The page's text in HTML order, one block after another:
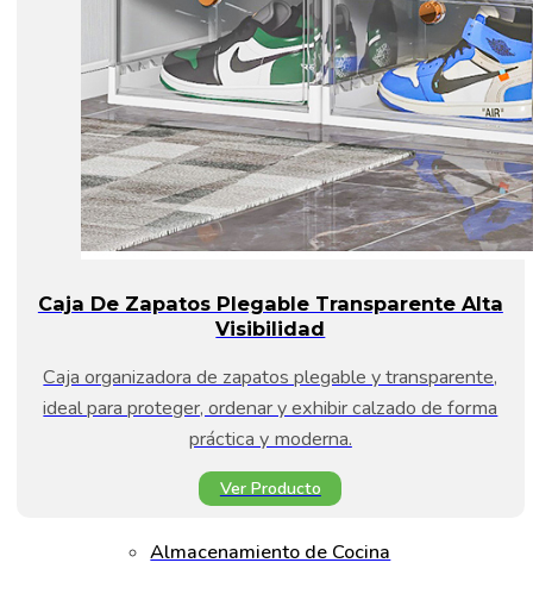
Caja De Zapatos Plegable Transparente Alta
Visibilidad
Caja organizadora de zapatos plegable y transparente,
ideal para proteger, ordenar y exhibir calzado de forma
práctica y moderna.
Ver Producto
Almacenamiento de Cocina